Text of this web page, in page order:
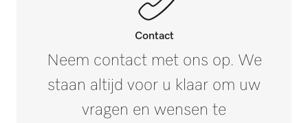
Contact
Neem contact met ons op. We
staan altijd voor u klaar om uw
vragen en wensen te